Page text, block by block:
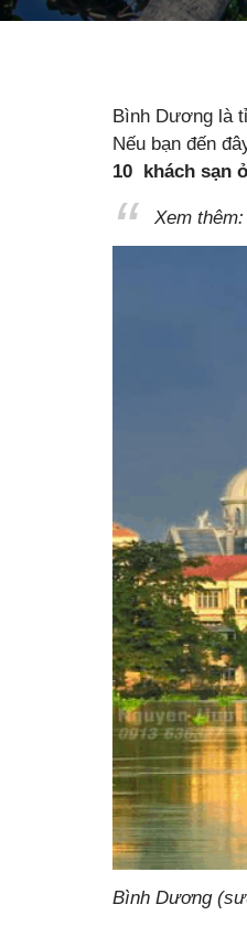
Bình Dương là
Nếu bạn đến
10 khách sạn
Xem
Bình Dương